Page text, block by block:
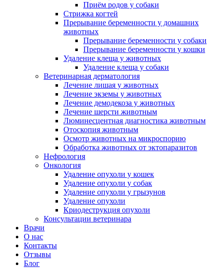
Приём родов у собаки
Стрижка когтей
Прерывание беременности у домашних
животных
Прерывание беременности у собаки
Прерывание беременности у кошки
Удаление клеща у животных
Удаление клеща у собаки
Ветеринарная дерматология
Лечение лишая у животных
Лечение экземы у животных
Лечение демодекоза у животных
Лечение шерсти животным
Люминесцентная диагностика животным
Отоскопия животным
Осмотр животных на микроспорию
Обработка животных от эктопаразитов
Нефрология
Онкология
Удаление опухоли у кошек
Удаление опухоли у собак
Удаление опухоли у грызунов
Удаление опухоли
Криодеструкция опухоли
Консультации ветеринара
Врачи
О нас
Контакты
Отзывы
Блог